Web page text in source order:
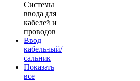
Системы
ввода для
кабелей и
проводов
Ввод
кабельный/
сальник
Показать
все